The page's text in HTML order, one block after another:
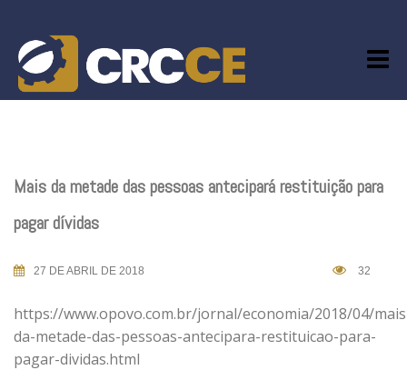
content
Mais da metade das pessoas antecipará restituição para
pagar dívidas
27 DE ABRIL DE 2018 32
https://www.opovo.com.br/jornal/economia/2018/04/
da-metade-das-pessoas-antecipara-restituicao-para-
pagar-dividas.html